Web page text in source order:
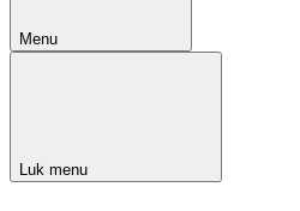
Menu
Luk menu